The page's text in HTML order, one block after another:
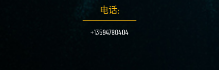
电话:
+13594780404